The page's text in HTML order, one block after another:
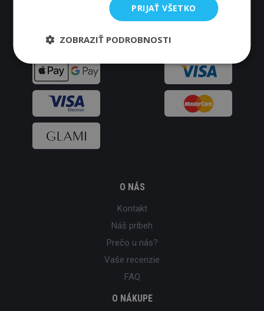
Cez 12 tisíc plavcov sa nemôže mýliť
O NÁS
Kontakt
Náš príbeh
Prečo u nás?
Vaše recenzie
FAQ
O NÁKUPE
PRIJAŤ VŠETKO
ZOBRAZIŤ PODROBNOSTI